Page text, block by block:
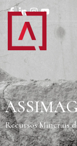
Recursos Minerais